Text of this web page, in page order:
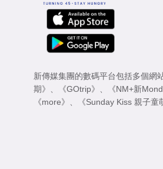
新傳媒集團的數碼平台包括多個網
期》
《GOtrip》 《NM+新
《more》
《Sunday Kiss 親子童